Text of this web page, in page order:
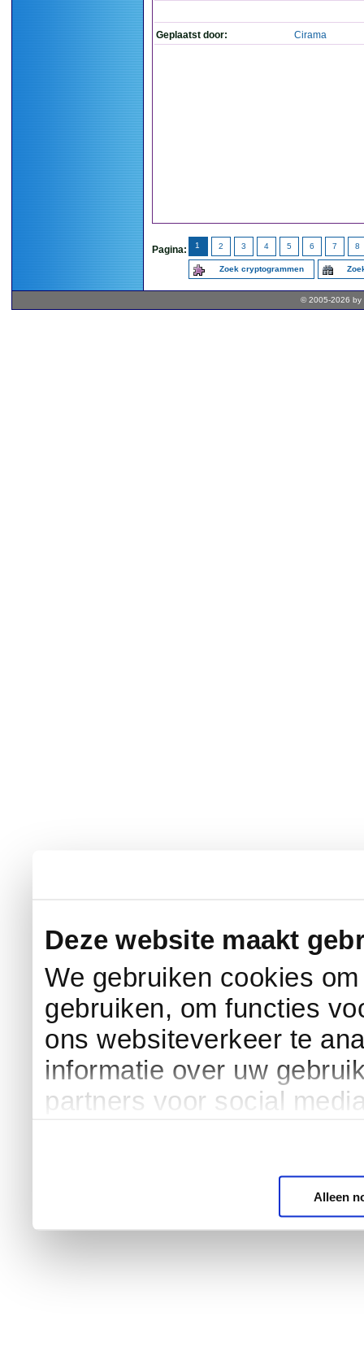
Deze website maakt
We gebruiken cookies
gebruiken, om functies
ons websiteverkeer te
informatie over uw
partners voor social
Alleen
Geplaatst door: Cirama
Pagina: 1 2 3 4 5 6 7 8
Zoek cryptogrammen
© 2005-2026 by